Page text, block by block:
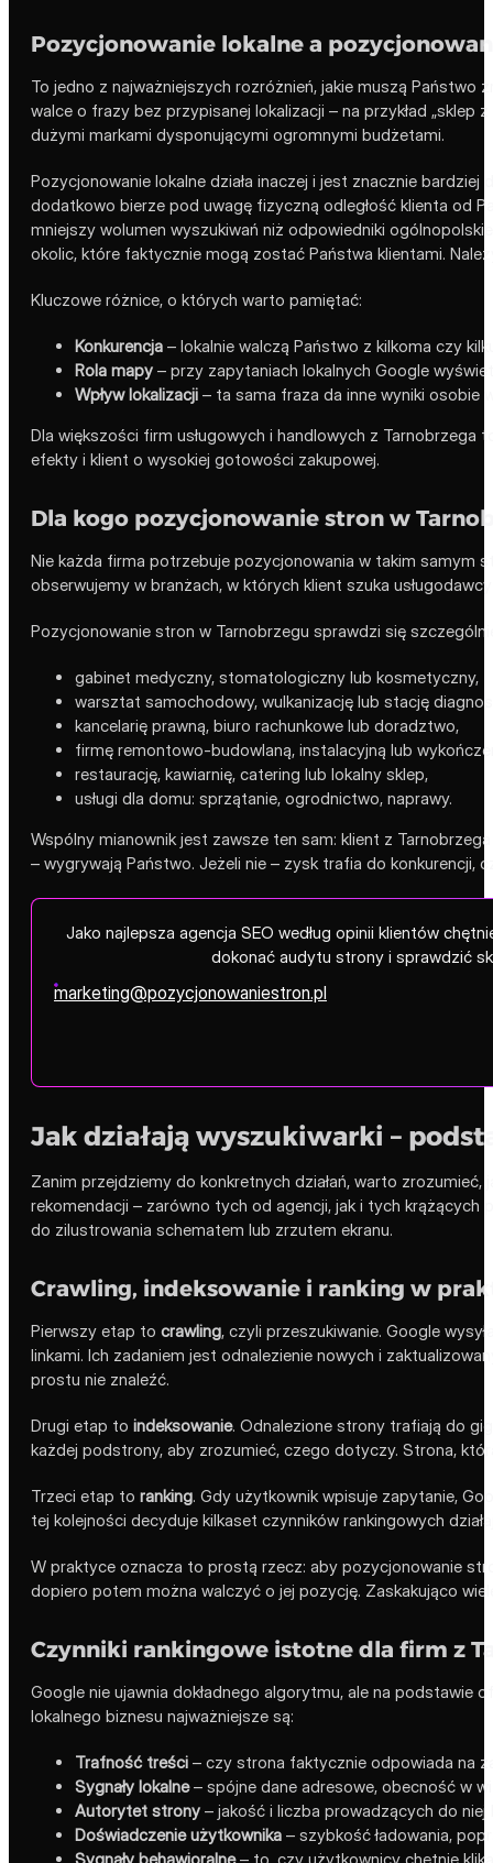
Pozycjonowanie lokalne a
To jedno z najważniejszych rozróżnień, jakie muszą Państwo
walce o frazy bez przypisanej lokalizacji – na przykład „sklep
dużymi markami dysponującymi ogromnymi budżetami.
Pozycjonowanie lokalne działa inaczej i jest znacznie
dodatkowo bierze pod uwagę fizyczną odległość klienta od
mniejszy wolumen wyszukiwań niż odpowiedniki
okolic, które faktycznie mogą zostać Państwa klientami.
Kluczowe różnice, o których warto pamiętać:
Konkurencja – lokalnie walczą Państwo z kilkoma czy
Rola mapy – przy zapytaniach lokalnych Google
Wpływ lokalizacji – ta sama fraza da inne wyniki osobie
Dla większości firm usługowych i handlowych z
efekty i klient o wysokiej gotowości zakupowej.
Dla kogo pozycjonowanie stron w
Nie każda firma potrzebuje pozycjonowania w takim samym
obserwujemy w branżach, w których klient szuka
Pozycjonowanie stron w Tarnobrzegu sprawdzi się
gabinet medyczny, stomatologiczny lub kosmetyczny,
warsztat samochodowy, wulkanizację lub stację
kancelarię prawną, biuro rachunkowe lub doradztwo,
firmę remontowo-budowlaną, instalacyjną lub
restaurację, kawiarnię, catering lub lokalny sklep,
usługi dla domu: sprzątanie, ogrodnictwo, naprawy.
Wspólny mianownik jest zawsze ten sam: klient z
– wygrywają Państwo. Jeżeli nie – zysk trafia do konkurencji,
Jako najlepsza agencja SEO według opinii klientów
dokonać audytu strony i sprawdzić
marketing@pozycjonowaniestron.pl
Jak działają wyszukiwarki –
Zanim przejdziemy do konkretnych działań, warto
rekomendacji – zarówno tych od agencji, jak i tych
do zilustrowania schematem lub zrzutem ekranu.
Crawling, indeksowanie i ranking w
Pierwszy etap to crawling, czyli przeszukiwanie. Google
linkami. Ich zadaniem jest odnalezienie nowych i
prostu nie znaleźć.
Drugi etap to indeksowanie. Odnalezione strony trafiają do
każdej podstrony, aby zrozumieć, czego dotyczy. Strona,
Trzeci etap to ranking. Gdy użytkownik wpisuje zapytanie,
tej kolejności decyduje kilkaset czynników rankingowych
W praktyce oznacza to prostą rzecz: aby pozycjonowanie
dopiero potem można walczyć o jej pozycję. Zaskakująco
Czynniki rankingowe istotne dla firm z
Google nie ujawnia dokładnego algorytmu, ale na podstawie
lokalnego biznesu najważniejsze są:
Trafność treści – czy strona faktycznie odpowiada na
Sygnały lokalne– spójne dane adresowe, obecność w
Autorytet strony – jakość i liczba prowadzących do niej
Doświadczenie użytkownika – szybkość ładowania,